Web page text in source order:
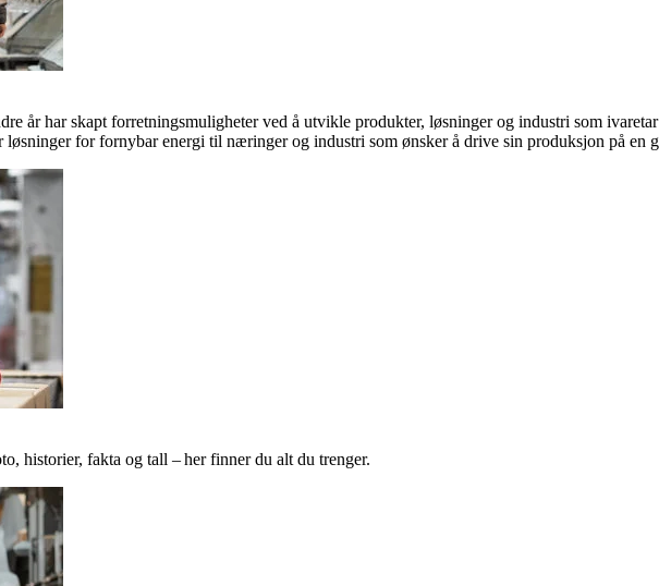
år har skapt forretningsmuligheter ved å utvikle produkter, løsninger og industri som
for fornybar energi til næringer og industri som ønsker å drive sin produksjon på en
historier, fakta og tall – her finner du alt du trenger.